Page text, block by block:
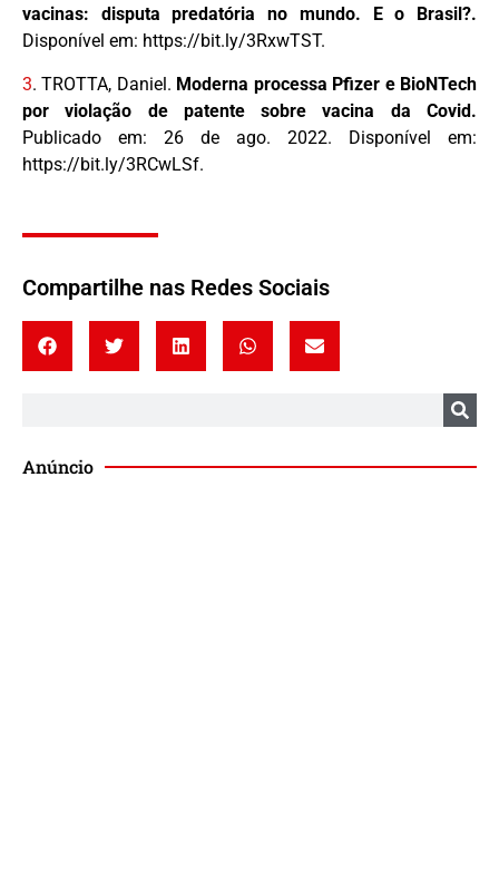
vacinas: disputa predatória no mundo. E o Brasil?.
Disponível em: https://bit.ly/3RxwTST.
3. TROTTA, Daniel. Moderna processa Pfizer e BioNTech
por violação de patente sobre vacina da Covid.
Publicado em: 26 de ago. 2022. Disponível em:
https://bit.ly/3RCwLSf.
Compartilhe nas Redes Sociais
Anúncio